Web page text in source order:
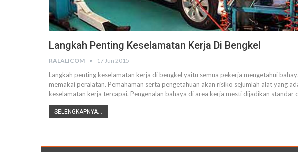
Langkah Penting Keselamatan Kerja Di Bengkel
RALALICOM 17 Jun 2015
Langkah penting keselamatan kerja di bengkel yaitu semua pekerja mengetahui
memakai peralatan. Pemahaman serta pengetahuan akan risiko sejumlah alat yang
keselamatan kerja tercapai. Pengenalan bahaya di area kerja mesti dijadikan
SELENGKAPNYA...